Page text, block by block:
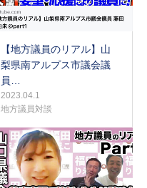
【地方議員のリアル】山
梨県南アルプス市議会議
員…
2023.04.1
地方議員対談